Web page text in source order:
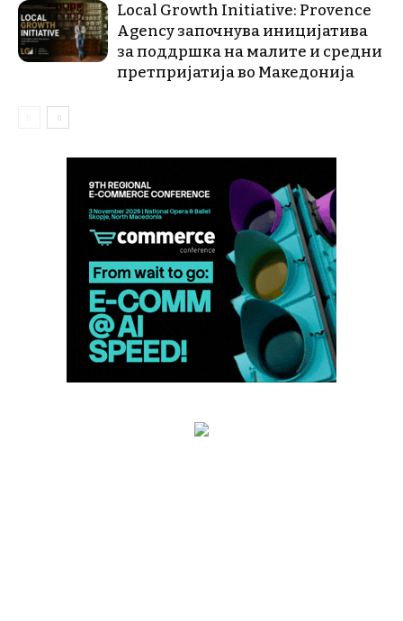
Local Growth Initiative: Provence
Agency започнува иницијатива
за поддршка на малите и средни
претпријатија во Македонија